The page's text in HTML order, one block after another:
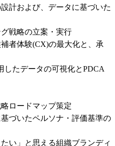
計および、データに基づいた
戦略の立案・実行
者体験(CX)の最大化と、承
したデータの可視化とPDCA
ロードマップ策定
づいたペルソナ・評価基準の
い」と思える組織ブランディ